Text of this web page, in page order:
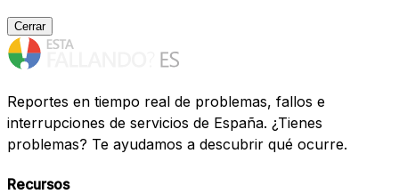
Cerrar
Reportes en tiempo real de problemas, fallos e
interrupciones de servicios de España. ¿Tienes
problemas? Te ayudamos a descubrir qué ocurre.
Recursos